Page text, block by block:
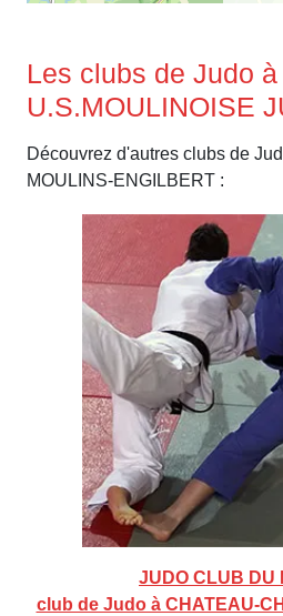
Les clubs de Judo
U.S.MOULINOISE
Découvrez d'autres clubs de
MOULINS-ENGILBERT :
JUDO CLUB DU
club de Judo à CHATEAU-